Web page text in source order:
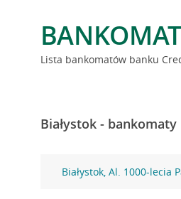
Lista bankomatów banku
Białystok -
Białystok, Al. 1000-lecia